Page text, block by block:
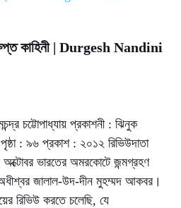
কাহিনী | Durgesh Nandini
চট্টোপাধ্যায় প্রকাশনী : ঝিনুক
: ৯৬ প্রকাশ : ২০১২ রিভিউদাতা
ভারতের অমরকোটে জন্মগ্রহণ
জালাল-উদ-দীন মুহম্মদ আকবর।
রিভিউ করতে চলেছি, যে